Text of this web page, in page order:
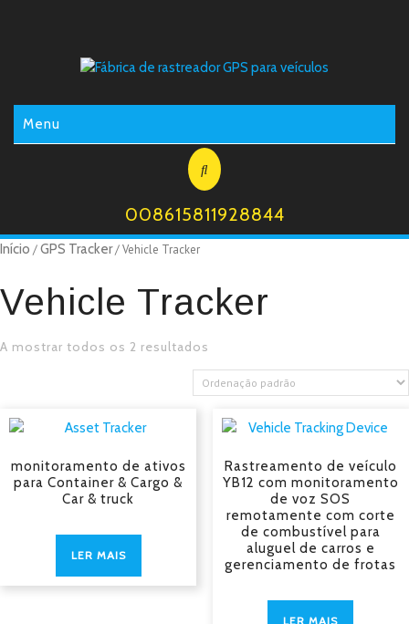
Menu
008615811928844
Início /GPS Tracker/ Vehicle Tracker
Vehicle Tracker
A mostrar todos os 2 resultados
monitoramento de ativos
para Container & Cargo &
Car & truck
LER MAIS
Rastreamento de veículo
YB12 com monitoramento
de voz SOS
remotamente com corte
de combustível para
aluguel de carros e
gerenciamento de frotas
LER MAIS